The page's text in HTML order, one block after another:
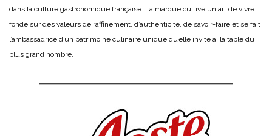
dans la culture gastronomique française. La marque cultive un art de vivre
fondé sur des valeurs de raffinement, d’authenticité, de savoir-faire et se fait
l’ambassadrice d’un patrimoine culinaire unique qu’elle invite à la table du
plus grand nombre.